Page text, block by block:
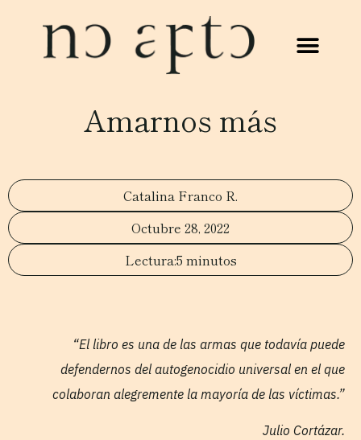
Amarnos más
Catalina Franco R.
Octubre 28, 2022
5 minutos
“El libro es una de las armas que todavía puede
defendernos del autogenocidio universal en el que
colaboran alegremente la mayoría de las víctimas.”
Julio Cortázar.